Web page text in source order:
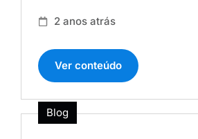
2 anos atrás
Ver conteúdo
Blog